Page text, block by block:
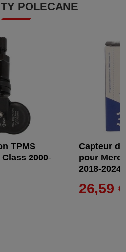
POLECANE
TPMS
2000-
Capteur
pour
2018-2024
26,59 €